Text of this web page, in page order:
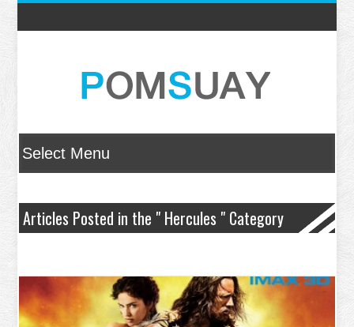
Articles Posted in the " Hercules " Category